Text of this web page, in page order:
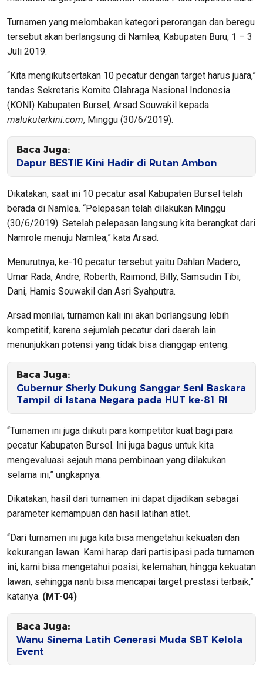
Turnamen yang melombakan kategori perorangan dan beregu
tersebut akan berlangsung di Namlea, Kabupaten Buru, 1 – 3
Juli 2019.
“Kita mengikutsertakan 10 pecatur dengan target harus juara,”
tandas Sekretaris Komite Olahraga Nasional Indonesia
(KONI) Kabupaten Bursel, Arsad Souwakil kepada
malukuterkini.com, Minggu (30/6/2019).
Baca Juga:
Dapur BESTIE Kini Hadir di Rutan Ambon
Dikatakan, saat ini 10 pecatur asal Kabupaten Bursel telah
berada di Namlea. “Pelepasan telah dilakukan Minggu
(30/6/2019). Setelah pelepasan langsung kita berangkat dari
Namrole menuju Namlea,” kata Arsad.
Menurutnya, ke-10 pecatur tersebut yaitu Dahlan Madero,
Umar Rada, Andre, Roberth, Raimond, Billy, Samsudin Tibi,
Dani, Hamis Souwakil dan Asri Syahputra.
Arsad menilai, turnamen kali ini akan berlangsung lebih
kompetitif, karena sejumlah pecatur dari daerah lain
menunjukkan potensi yang tidak bisa dianggap enteng.
Baca Juga:
Gubernur Sherly Dukung Sanggar Seni Baskara
Tampil di Istana Negara pada HUT ke-81 RI
“Turnamen ini juga diikuti para kompetitor kuat bagi para
pecatur Kabupaten Bursel. Ini juga bagus untuk kita
mengevaluasi sejauh mana pembinaan yang dilakukan
selama ini,” ungkapnya.
Dikatakan, hasil dari turnamen ini dapat dijadikan sebagai
parameter kemampuan dan hasil latihan atlet.
“Dari turnamen ini juga kita bisa mengetahui kekuatan dan
kekurangan lawan. Kami harap dari partisipasi pada turnamen
ini, kami bisa mengetahui posisi, kelemahan, hingga kekuatan
lawan, sehingga nanti bisa mencapai target prestasi terbaik,”
katanya. (MT-04)
Baca Juga:
Wanu Sinema Latih Generasi Muda SBT Kelola
Event